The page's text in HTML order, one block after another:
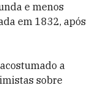
e menos
em 1832, após
a
sobre